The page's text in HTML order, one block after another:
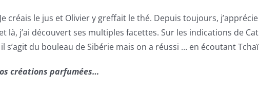
créais le jus et Olivier y greffait le thé. Depuis toujours,
là, j’ai découvert ses multiples facettes. Sur les indications de
du bouleau de Sibérie mais on a réussi … en écoutant
créations parfumées…